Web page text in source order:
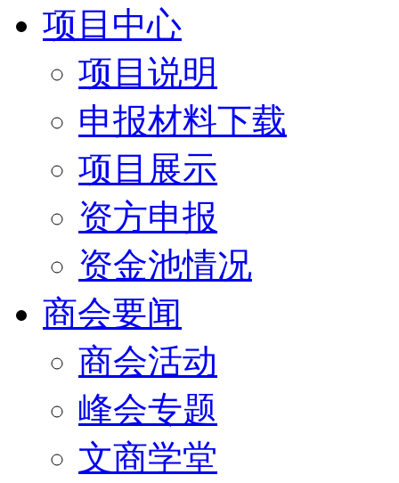
项目中心
项目说明
申报材料下载
项目展示
资方申报
资金池情况
商会要闻
商会活动
峰会专题
文商学堂